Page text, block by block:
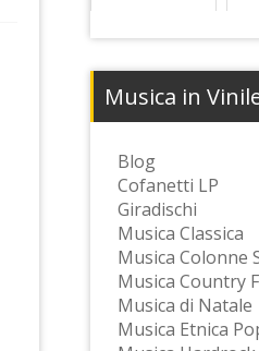
Musica in
Blog
Cofanetti LP
Giradischi
Musica Classica
Musica Colonne
Musica Country
Musica di Natale
Musica Etnica